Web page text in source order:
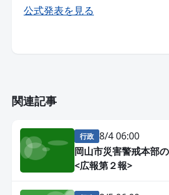
公式発表を見る
関連記事
行政
8/4 06:00
岡山市災害警戒本部
<広報第２報>